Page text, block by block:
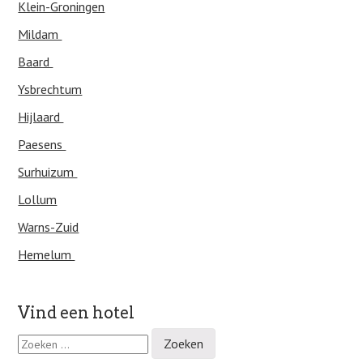
Klein-Groningen
Mildam
Baard
Ysbrechtum
Hijlaard
Paesens
Surhuizum
Lollum
Warns-Zuid
Hemelum
Vind een hotel
Z
o